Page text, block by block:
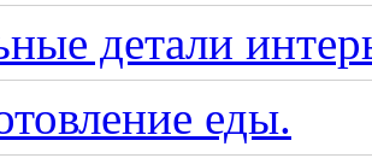
детали
еды.